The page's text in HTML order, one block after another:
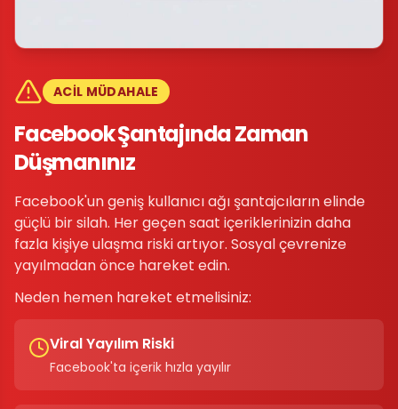
ACİL MÜDAHALE
Facebook Şantajında Zaman
Düşmanınız
Facebook'un geniş kullanıcı ağı şantajcıların elinde
güçlü bir silah. Her geçen saat içeriklerinizin daha
fazla kişiye ulaşma riski artıyor. Sosyal çevrenize
yayılmadan önce hareket edin.
Neden hemen hareket etmelisiniz:
Viral Yayılım Riski
Facebook'ta içerik hızla yayılır